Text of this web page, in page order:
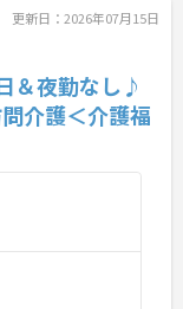
もあ
ャ
境
抑
き
時
更新日：2026年07月15日
＆夜勤なし♪
介護＜介護福